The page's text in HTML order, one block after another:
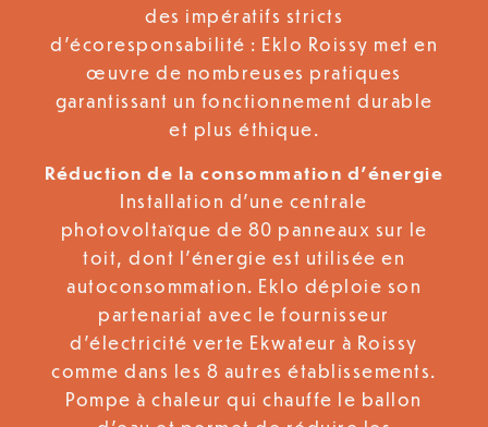
des impératifs stricts
d’écoresponsabilité : Eklo Roissy met en
œuvre de nombreuses pratiques
garantissant un fonctionnement durable
et plus éthique.
Réduction de la consommation d’énergie
Installation d’une centrale
photovoltaïque de 80 panneaux sur le
toit, dont l’énergie est utilisée en
autoconsommation. Eklo déploie son
partenariat avec le fournisseur
d’électricité verte Ekwateur à Roissy
comme dans les 8 autres établissements.
Pompe à chaleur qui chauffe le ballon